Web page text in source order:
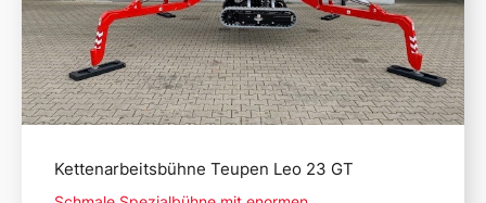
Kettenarbeitsbühne Teupen Leo 23 GT